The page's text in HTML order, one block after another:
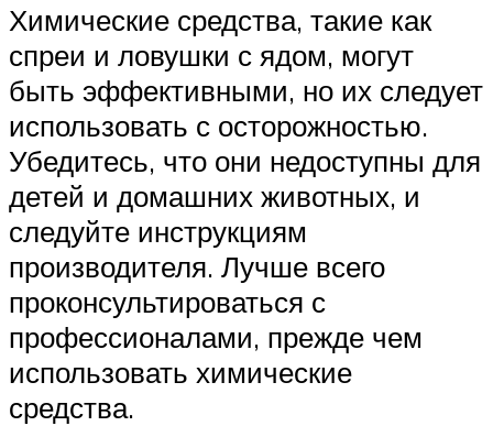
Химические средства, такие как
спреи и ловушки с ядом, могут
быть эффективными, но их следует
использовать с осторожностью.
Убедитесь, что они недоступны для
детей и домашних животных, и
следуйте инструкциям
производителя. Лучше всего
проконсультироваться с
профессионалами, прежде чем
использовать химические
средства.